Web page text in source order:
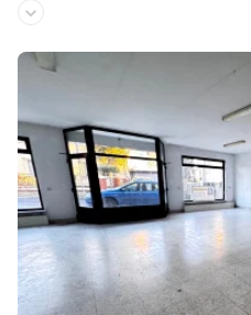
Oferta wyłącznie dla klienta
owe, duże mieszanie 3 pokojowe
rzy ulicy Szczecińskiej, vis- a-vis
Szczegóły